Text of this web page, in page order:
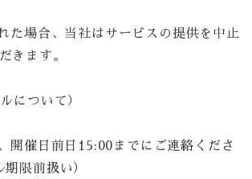
た場合、当社はサービスの提供を中止
きます。
について）
開催日前日15:00までにご連絡くださ
限前扱い）